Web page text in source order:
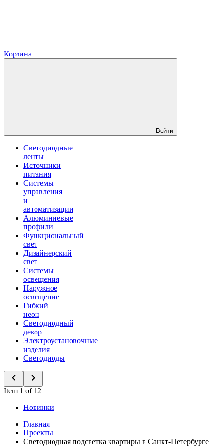
Корзина
Войти
Светодиодные
ленты
Источники
питания
Системы
управления
и
автоматизации
Алюминиевые
профили
Функциональный
свет
Дизайнерский
свет
Системы
освещения
Наружное
освещение
Гибкий
неон
Светодиодный
декор
Электроустановочные
изделия
Светодиоды
Item 1 of 12
Новинки
Главная
Проекты
Светодиодная подсветка квартиры в Санкт-Петербурге